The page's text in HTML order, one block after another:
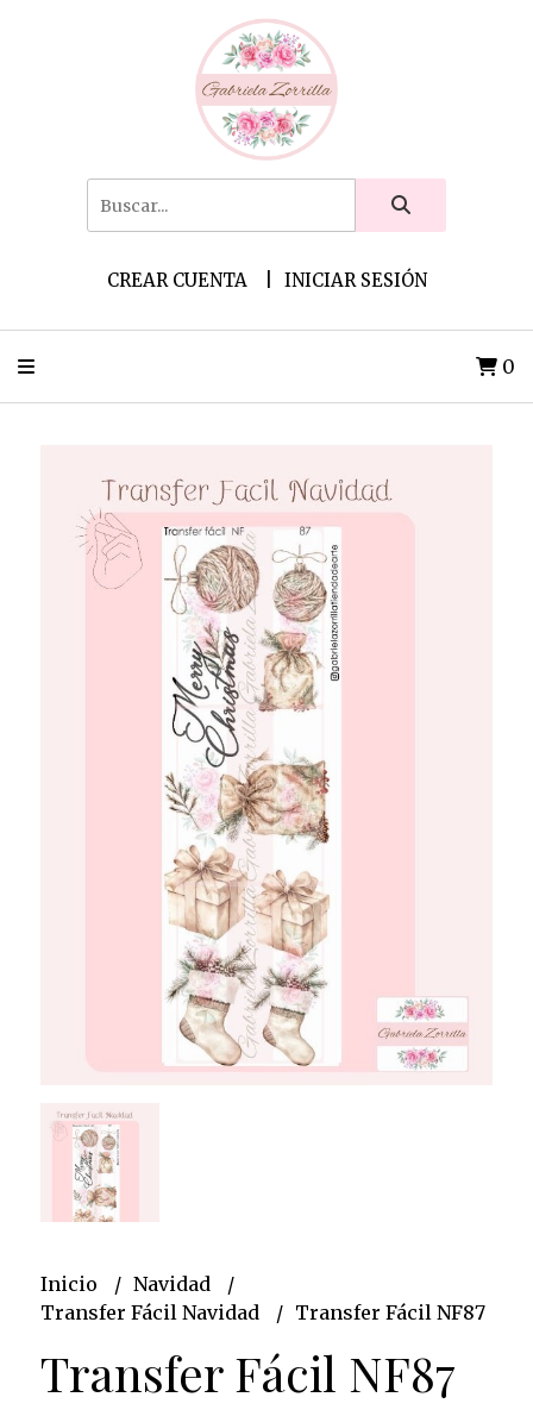
CREAR CUENTA INICIAR SESIÓN
0
Inicio
Navidad
Transfer Fácil Navidad
Transfer Fácil NF87
Transfer Fácil NF87